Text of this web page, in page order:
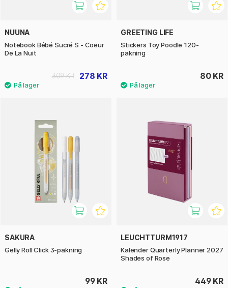
NUUNA
Notebook Bébé Sucré S - Coeur
De La Nuit
278 KR
309 KR
GREETING LIFE
Stickers Toy Poodle 120-
pakning
80 KR
SAKURA
Gelly Roll Click 3-pakning
99 KR
LEUCHTTURM1917
Kalender Quarterly Planner 2027
Shades of Rose
449 KR